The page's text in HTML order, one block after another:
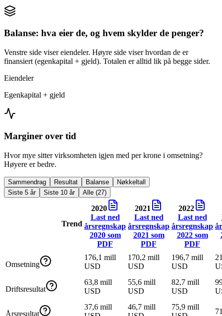
Balanse: hva eier de, og hvem skylder de penger?
Venstre side viser eiendeler. Høyre side viser hvordan de er
finansiert (egenkapital + gjeld). Totalen er alltid lik på begge sider.
Eiendeler
Egenkapital + gjeld
Marginer over tid
Hvor mye sitter virksomheten igjen med per krone i omsetning?
Høyere er bedre.
Sammendrag Resultat Balanse
Nøkkeltall
Siste 5 år
Siste 10 år Alle (27)
Trend
2020
Last ned
årsregnskap
2020som
PDF
2021
Last ned
årsregnskap
2021 som
PDF
2022
Last ned
årsregnskap
2022som
PDF
Omsetning
176,1 mill
USD
170,2 mill
USD
196,7 mill
USD
Driftsresultat
63,8 mill
USD
55,6 mill
USD
82,7 mill
USD
Årsresultat
37,6 mill
46,7 mill
75,9 mill